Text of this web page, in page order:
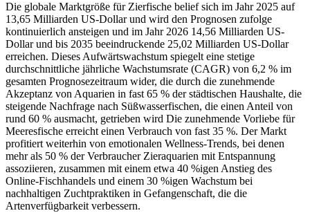
Die globale Marktgröße für Zierfische belief sich im Jahr 2025 auf
13,65 Milliarden US-Dollar und wird den Prognosen zufolge
kontinuierlich ansteigen und im Jahr 2026 14,56 Milliarden US-
Dollar und bis 2035 beeindruckende 25,02 Milliarden US-Dollar
erreichen. Dieses Aufwärtswachstum spiegelt eine stetige
durchschnittliche jährliche Wachstumsrate (CAGR) von 6,2 % im
gesamten Prognosezeitraum wider, die durch die zunehmende
Akzeptanz von Aquarien in fast 65 % der städtischen Haushalte, die
steigende Nachfrage nach Süßwasserfischen, die einen Anteil von
rund 60 % ausmacht, getrieben wird Die zunehmende Vorliebe für
Meeresfische erreicht einen Verbrauch von fast 35 %. Der Markt
profitiert weiterhin von emotionalen Wellness-Trends, bei denen
mehr als 50 % der Verbraucher Zieraquarien mit Entspannung
assoziieren, zusammen mit einem etwa 40 %igen Anstieg des
Online-Fischhandels und einem 30 %igen Wachstum bei
nachhaltigen Zuchtpraktiken in Gefangenschaft, die die
Artenverfügbarkeit verbessern.